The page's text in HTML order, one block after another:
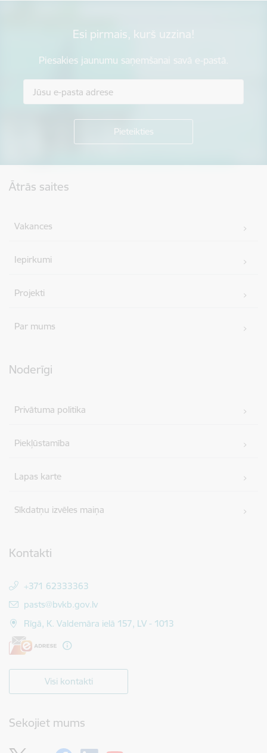
Esi pirmais, kurš uzzina!
Piesakies jaunumu saņemšanai savā e-pastā.
Ātrās saites
Vakances
Iepirkumi
Projekti
Par mums
Noderīgi
Privātuma politika
Piekļūstamība
Lapas karte
Sīkdatņu izvēles maiņa
Kontakti
+371 62333363
E-pasts:
pasts@bvkb.gov.lv
Rīgā, K. Valdemāra ielā 157, LV - 1013
Visi kontakti
Sekojiet mums